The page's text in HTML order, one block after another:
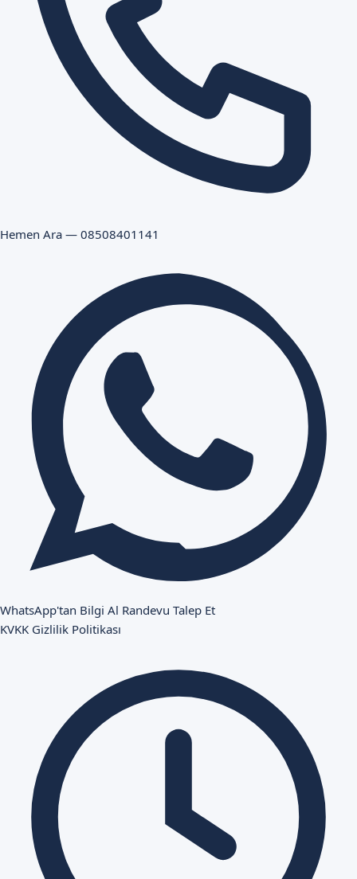
Hemen Ara — 08508401141
WhatsApp'tan Bilgi Al Randevu Talep Et
KVKK Gizlilik Politikası